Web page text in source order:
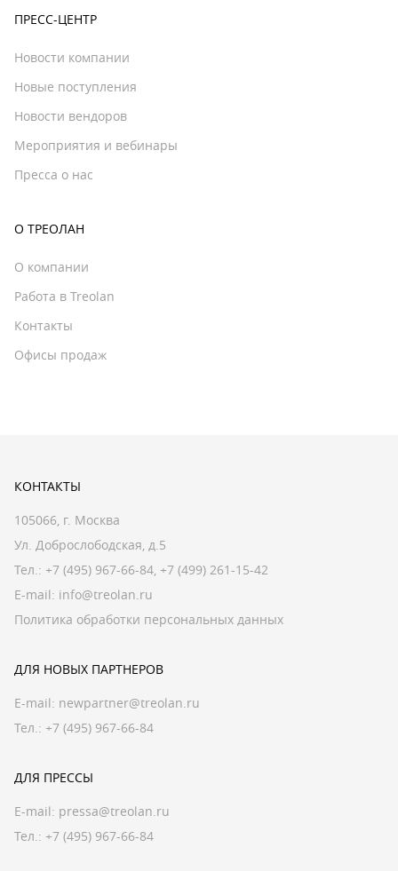
ПРЕСС-ЦЕНТР
Новости компании
Новые поступления
Новости вендоров
Мероприятия и вебинары
Пресса о нас
О ТРЕОЛАН
О компании
Работа в Treolan
Контакты
Офисы продаж
КОНТАКТЫ
105066, г. Москва
Ул. Доброслободская, д.5
Тел.: +7 (495) 967-66-84 +7 (499) 261-15-42
E-mail: info@treolan.ru
Политика обработки персональных данных
ДЛЯ НОВЫХ ПАРТНЕРОВ
E-mail: newpartner@treolan.ru
Тел.: +7 (495) 967-66-84
ДЛЯ ПРЕССЫ
E-mail: pressa@treolan.ru
Тел.: +7 (495) 967-66-84